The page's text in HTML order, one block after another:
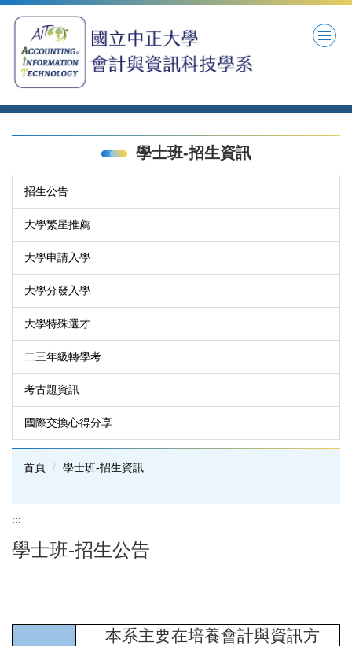
到
區
學士班-招生資訊
招生公告
大學繁星推薦
大學申請入學
大學分發入學
大學特殊選才
二三年級轉學考
考古題資訊
國際交換心得分享
首頁 學士班-招生資訊
:::
學士班-招生公告
本系主要在培養會計與資訊方